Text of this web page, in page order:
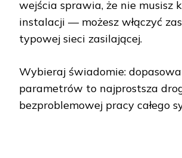
wejścia sprawia, że nie musisz
instalacji — możesz włączyć
typowej sieci zasilającej.
Wybieraj świadomie:
parametrów to najprostsza
bezproblemowej pracy całego